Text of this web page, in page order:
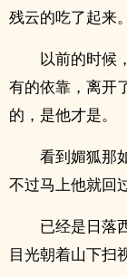
残云的吃了起来。
以前的时候
有的依靠，离开
的，是他才是。
看到媚狐那
不过马上他就回
已经是日落
目光朝着山下扫